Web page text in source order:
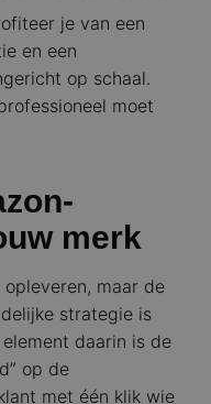
je van een
en een
op schaal.
moet
merk
maar de
strategie is
daarin is de
op de
met één klik wie